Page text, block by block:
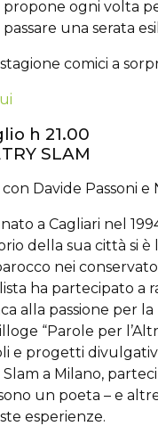
ogni volta
una serata
comici a
h 21.00
SLAM
Davide Passoni
nato a Cagliari nel
della sua città si
nei
ha partecipato a
alla passione per
“Parole per
e progetti
a Milano,
un poeta – e
esperienze.